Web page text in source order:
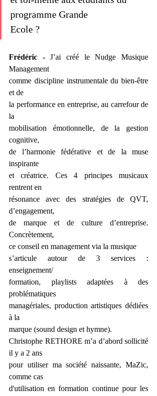
programme Grande
Ecole ?
Frédéric - J’ai créé le Nudge Musique
Management
comme discipline instrumentale du bien-être
et de
la performance en entreprise, au carrefour de
la
mobilisation émotionnelle, de la gestion
cognitive,
de l’harmonie fédérative et de la muse
inspirante
et créatrice. Ces 4 principes musicaux
rentrent en
résonance avec des stratégies de QVT,
d’engagement,
de marque et de culture d’entreprise.
Concrètement,
ce conseil en management via la musique
s’articule autour de 3 services :
enseignement/
formation, playlists adaptées à des
problématiques
managériales, production artistiques dédiées
à la
marque (sound design et hymne).
Christophe RETHORE m’a d’abord sollicité
il y a 2 ans
pour utiliser ma société naissante, MaZic,
comme cas
d'utilisation en formation continue pour les